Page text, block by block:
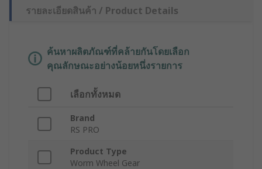
รายละเอียดสินค้า / Product Details
ค้นหาผลิตภัณฑ์ที่คล้ายกันโดยเลือก
คุณลักษณะอย่างน้อยหนึ่งรายการ
เลือกทั้งหมด
Brand
RS PRO
Product Type
Worm Wheel Gear